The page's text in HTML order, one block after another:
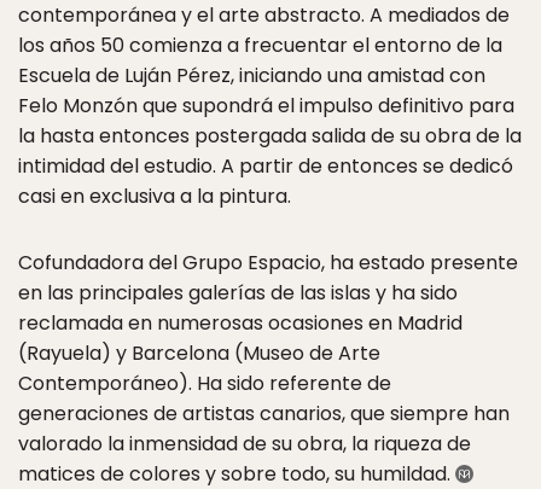
contemporánea y el arte abstracto. A mediados de
los años 50 comienza a frecuentar el entorno de la
Escuela de Luján Pérez, iniciando una amistad con
Felo Monzón que supondrá el impulso definitivo para
la hasta entonces postergada salida de su obra de la
intimidad del estudio. A partir de entonces se dedicó
casi en exclusiva a la pintura.
Cofundadora del Grupo Espacio, ha estado presente
en las principales galerías de las islas y ha sido
reclamada en numerosas ocasiones en Madrid
(Rayuela) y Barcelona (Museo de Arte
Contemporáneo). Ha sido referente de
generaciones de artistas canarios, que siempre han
valorado la inmensidad de su obra, la riqueza de
matices de colores y sobre todo, su humildad.